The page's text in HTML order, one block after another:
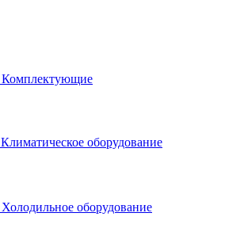
Комплектующие
Климатическое оборудование
Холодильное оборудование